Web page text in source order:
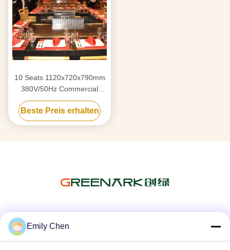
10 Seats 1120x720x790mm
380V/50Hz Commercial
Teppanyaki Grill Table with
Stainless Steel 304
Construction
Beste Preis erhalten
Emily Chen